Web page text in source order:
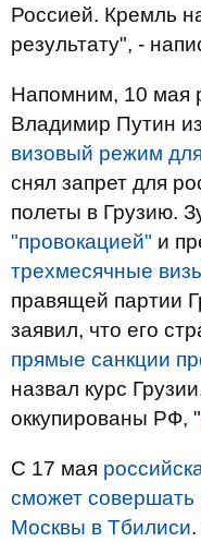
Россией. Кремль
результату", -
Напомним, 10 мая
Владимир Путин
визовый режим
снял запрет для
полеты в Грузию.
"провокацией" и
трехмесячные
правящей партии
заявил, что его
прямые санкции
назвал курс
оккупированы РФ, "
С 17 мая
сможет
Москвы в Тбилиси